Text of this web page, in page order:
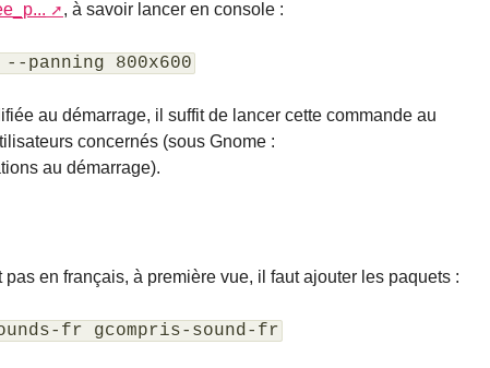
, à savoir lancer en console :
panning 800x600
au démarrage, il suffit de lancer cette commande au
concernés (sous Gnome :
au démarrage).
en français, à première vue, il faut ajouter les paquets :
fr gcompris-sound-fr